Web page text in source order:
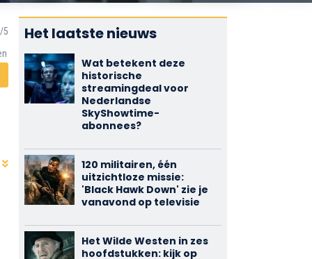
Het laatste nieuws
Wat betekent deze
historische
streamingdeal voor
Nederlandse
SkyShowtime-
abonnees?
120 militairen, één
uitzichtloze missie:
'Black Hawk Down' zie je
vanavond op televisie
Het Wilde Westen in zes
hoofdstukken: kijk op